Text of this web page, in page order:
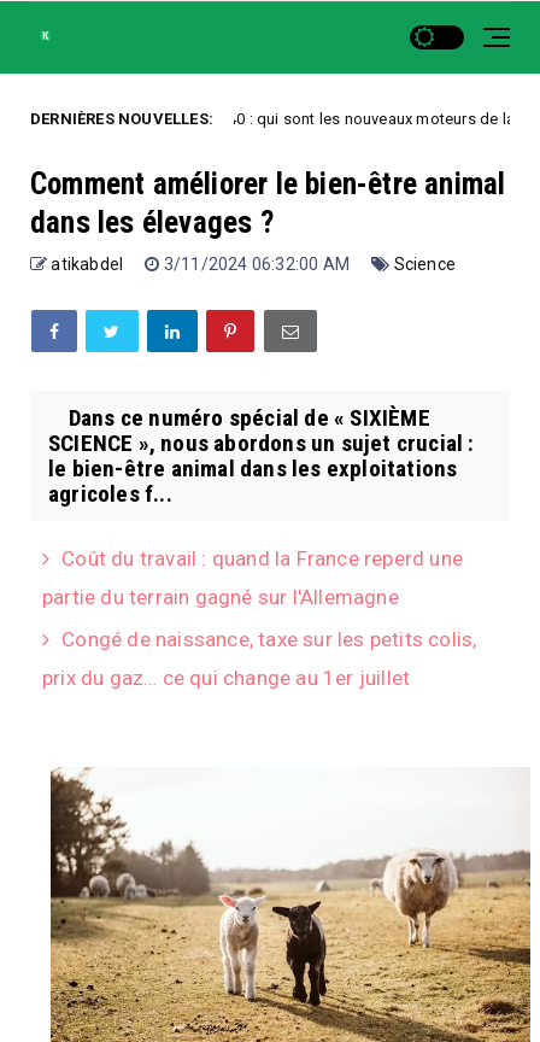
DERNIÈRES NOUVELLES:
Record du CAC 40 : qui sont les nouveaux moteurs de la Bourse de
Comment améliorer le bien-être animal
dans les élevages ?
atikabdel 3/11/2024 06:32:00 AM Science
Dans ce numéro spécial de « SIXIÈME
SCIENCE », nous abordons un sujet crucial :
le bien-être animal dans les exploitations
agricoles f...
Coût du travail : quand la France reperd une
partie du terrain gagné sur l'Allemagne
Congé de naissance, taxe sur les petits colis,
prix du gaz… ce qui change au 1er juillet